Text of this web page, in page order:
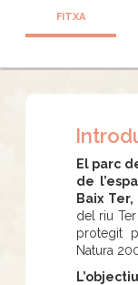
FITXA
El parc
de
Baix Ter,
del riu
protegit
Natura